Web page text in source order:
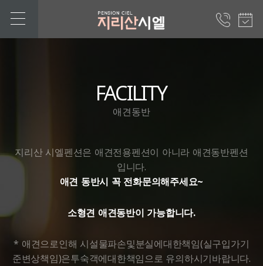
FACILITY
애견동반
지리산 시엘펜션은 애견전용펜션이 아니라 애견동반펜션
입니다.
애견 동반시 꼭 전화문의해주세요~
소형견 애견동반이 가능합니다.
* 애견으로인해 시설물파손및분실에대한책임(실구입가기
준변상책임)은투숙객에대한책임으로 유의하시기바랍니다.